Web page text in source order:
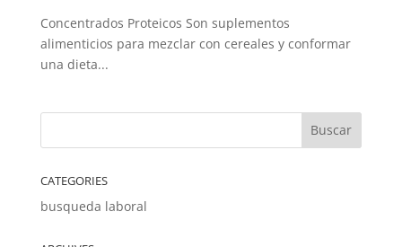
Concentrados Proteicos Son suplementos
alimenticios para mezclar con cereales y conformar
una dieta...
CATEGORIES
busqueda laboral